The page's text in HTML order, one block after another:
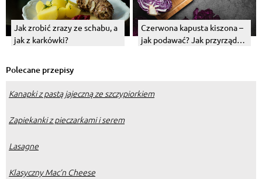
Jak zrobić zrazy ze schabu, a
jak z karkówki?
Czerwona kapusta kiszona –
jak podawać? Jak przyrządzić
Polecane przepisy
Kanapki z pastą jajeczną ze szczypiorkiem
Zapiekanki z pieczarkami i serem
Lasagne
Klasyczny Mac’n Cheese